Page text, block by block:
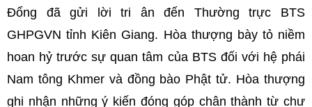
Đổng đã gửi lời tri ân đến Thường trực BTS
GHPGVN tỉnh Kiên Giang. Hòa thượng bày tỏ niềm
hoan hỷ trước sự quan tâm của BTS đối với hệ phái
Nam tông Khmer và đồng bào Phật tử. Hòa thượng
ghi nhận những ý kiến đóng góp chân thành từ chư